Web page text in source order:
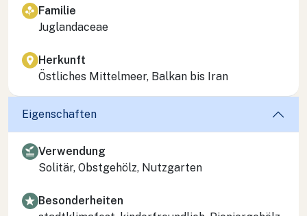
Familie
Juglandaceae
Herkunft
Östliches Mittelmeer, Balkan bis Iran
Eigenschaften
Verwendung
Solitär, Obstgehölz, Nutzgarten
Besonderheiten